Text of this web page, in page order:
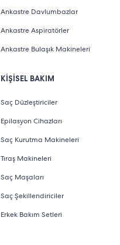
Ankastre Davlumbazlar
Ankastre Aspiratörler
Ankastre Bulaşık Makineleri
KİŞİSEL BAKIM
Saç Düzleştiriciler
Epilasyon Cihazları
Saç Kurutma Makineleri
Tıraş Makineleri
Saç Maşaları
Saç Şekillendiriciler
Erkek Bakım Setleri